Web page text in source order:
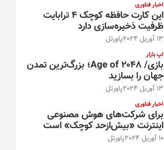
اخبار فناوری
این کارت حافظه کوچک ۴ ترابایت
ظرفیت ذخیره‌سازی دارد
13 آوریل 2024 پاورتل
اپ بازار
بازی/ Age of 2048؛ بزرگ‌ترین تمدن
جهان را بسازید
13 آوریل 2024 پاورتل
اخبار فناوری
برای شرکت‌های هوش مصنوعی
اینترنت «بیش‌از‌حد کوچک» است
10 آوریل 2024 پاورتل